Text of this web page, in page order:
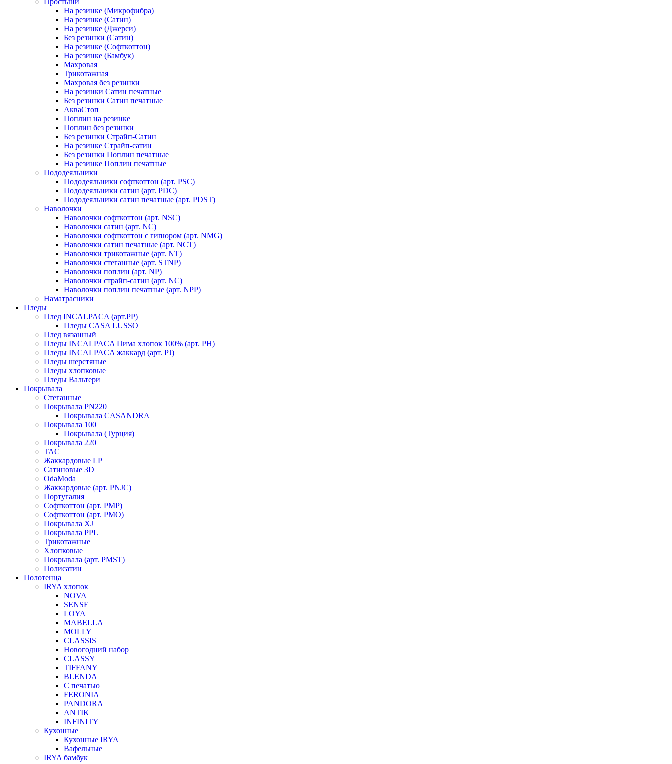
Простыни
На резинке (Микрофибра)
На резинке (Сатин)
На резинке (Джерси)
Без резинки (Сатин)
На резинке (Софткоттон)
На резинке (Бамбук)
Махровая
Трикотажная
Махровая без резинки
На резинки Сатин печатные
Без резинки Сатин печатные
АкваСтоп
Поплин на резинке
Поплин без резинки
Без резинки Страйп-Сатин
На резинке Страйп-сатин
Без резинки Поплин печатные
На резинке Поплин печатные
Пододеяльники
Пододеяльники софткоттон (арт. PSC)
Пододеяльники сатин (арт. PDC)
Пододеяльники сатин печатные (арт. PDST)
Наволочки
Наволочки софткоттон (арт. NSC)
Наволочки сатин (арт. NC)
Наволочки софткоттон с гипюром (арт. NMG)
Наволочки сатин печатные (арт. NCT)
Наволочки трикотажные (арт. NT)
Наволочки стеганные (арт. STNP)
Наволочки поплин (арт. NP)
Наволочки страйп-сатин (арт. NC)
Наволочки поплин печатные (арт. NPP)
Наматрасники
Пледы
Плед INCALPACA (арт.PP)
Пледы CASA LUSSO
Плед вязанный
Пледы INCALPACA Пима хлопок 100% (арт. PH)
Пледы INCALPACA жаккард (арт. PJ)
Пледы шерстяные
Пледы хлопковые
Пледы Вальтери
Покрывала
Стеганные
Покрывала PN220
Покрывала CASANDRA
Покрывала 100
Покрывала (Турция)
Покрывала 220
TAC
Жаккардовые LP
Сатиновые 3D
OdaModa
Жаккардовые (арт. PNJC)
Португалия
Софткоттон (арт. PMP)
Софткоттон (арт. PMO)
Покрывала XJ
Покрывала PPL
Трикотажные
Хлопковые
Покрывала (арт. PMST)
Полисатин
Полотенца
IRYA хлопок
NOVA
SENSE
LOYA
MABELLA
MOLLY
CLASSIS
Новогодний набор
CLASSY
TIFFANY
BLENDA
С печатью
FERONIA
PANDORA
ANTIK
INFINITY
Кухонные
Кухонные IRYA
Вафельные
IRYA бамбук